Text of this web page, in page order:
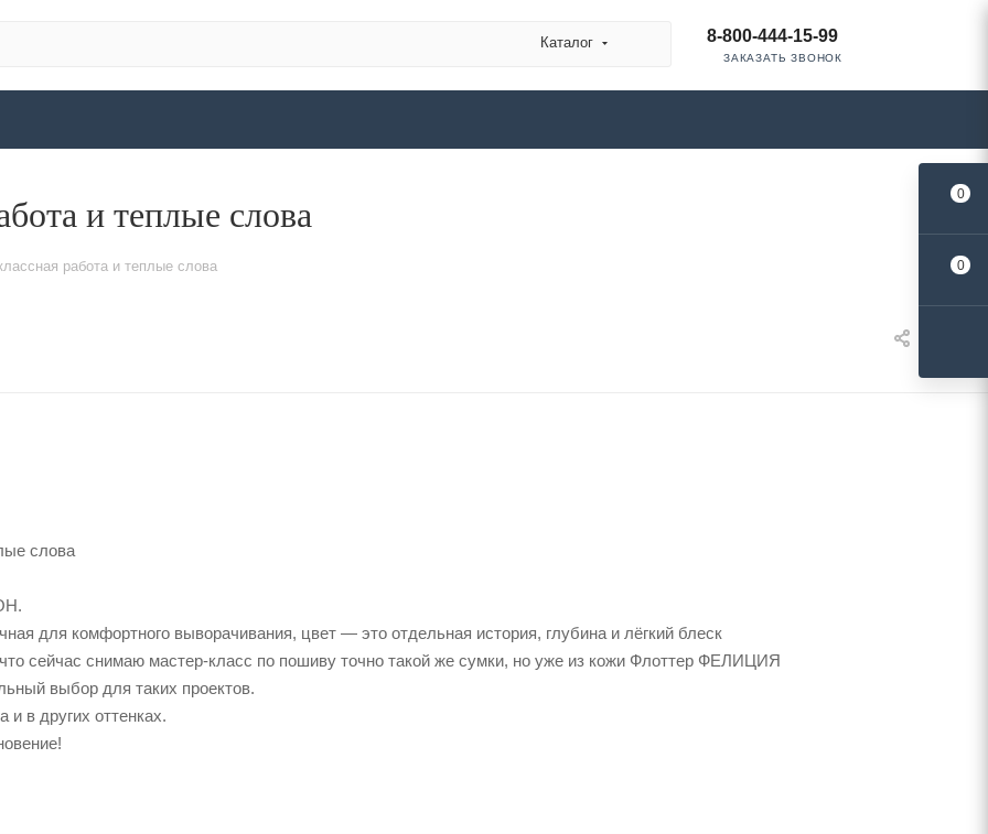
Каталог 8-800-444-15-99
ЗАКАЗАТЬ ЗВОНОК
и теплые слова
работа и теплые слова
слова
для комфортного выворачивания, цвет — это отдельная история, глубина и лёгкий блеск
сейчас снимаю мастер-класс по пошиву точно такой же сумки, но уже из кожи Флоттер ФЕЛИЦИЯ
выбор для таких проектов.
и в других оттенках.
0
0